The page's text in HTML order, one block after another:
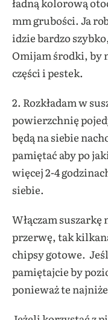
mm grubości. Ja
idzie bardzo
Omijam środki, by
części i pestek.
2. Rozkładam w
powierzchnię
będą na siebie
pamiętać aby po
więcej 2-4
siebie.
Włączam suszarkę
przerwę, tak
chipsy gotowe.
pamiętajcie by
ponieważ te